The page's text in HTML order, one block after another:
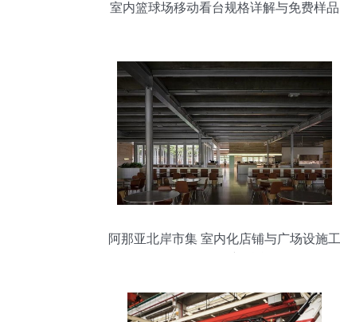
室内篮球场移动看台规格详解与免费样品
阿那亚北岸市集 室内化店铺与广场设施工